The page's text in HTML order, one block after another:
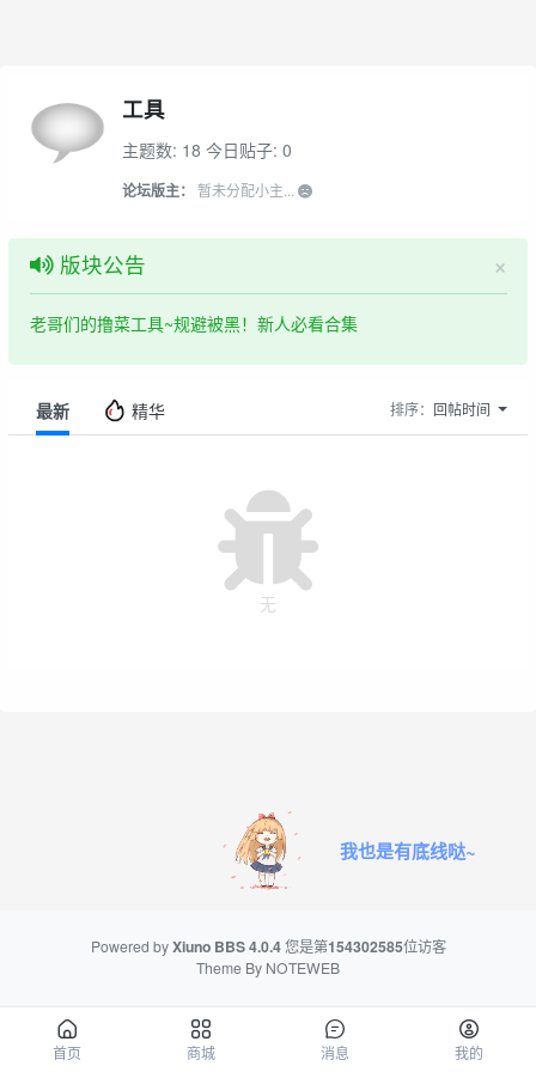
工具
主题数: 18 今日贴子: 0
论坛版主： 暂未分配小主...
×
版块公告
老哥们的撸菜工具~规避被黑！新人必看合集
最新 精华 排序： 回帖时间
无
我也是有底线哒~
Powered byXiuno BBS4.0.4 您是第154302585位访客
Theme By NOTEWEB
首页 商城 消息 我的